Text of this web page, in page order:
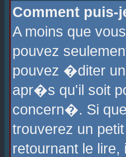
Comment puis-
A moins que
pouvez
pouvez �diter
apr�s qu'il soit
concern�. Si
trouverez un
retournant le